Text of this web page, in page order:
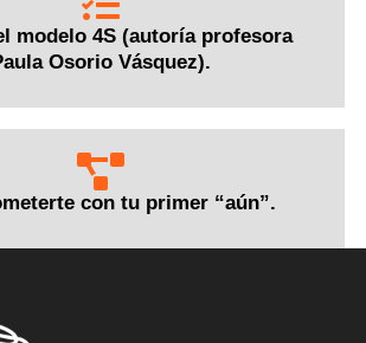
modelo 4S (autoría profesora
Osorio Vásquez).
con tu primer “aún”.